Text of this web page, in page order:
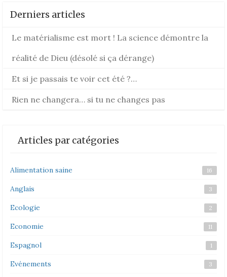
Derniers articles
Le matérialisme est mort ! La science démontre la
réalité de Dieu (désolé si ça dérange)
Et si je passais te voir cet été ?…
Rien ne changera… si tu ne changes pas
Articles par catégories
Alimentation saine 16
Anglais 3
Ecologie 2
Economie 11
Espagnol 1
Evénements 3